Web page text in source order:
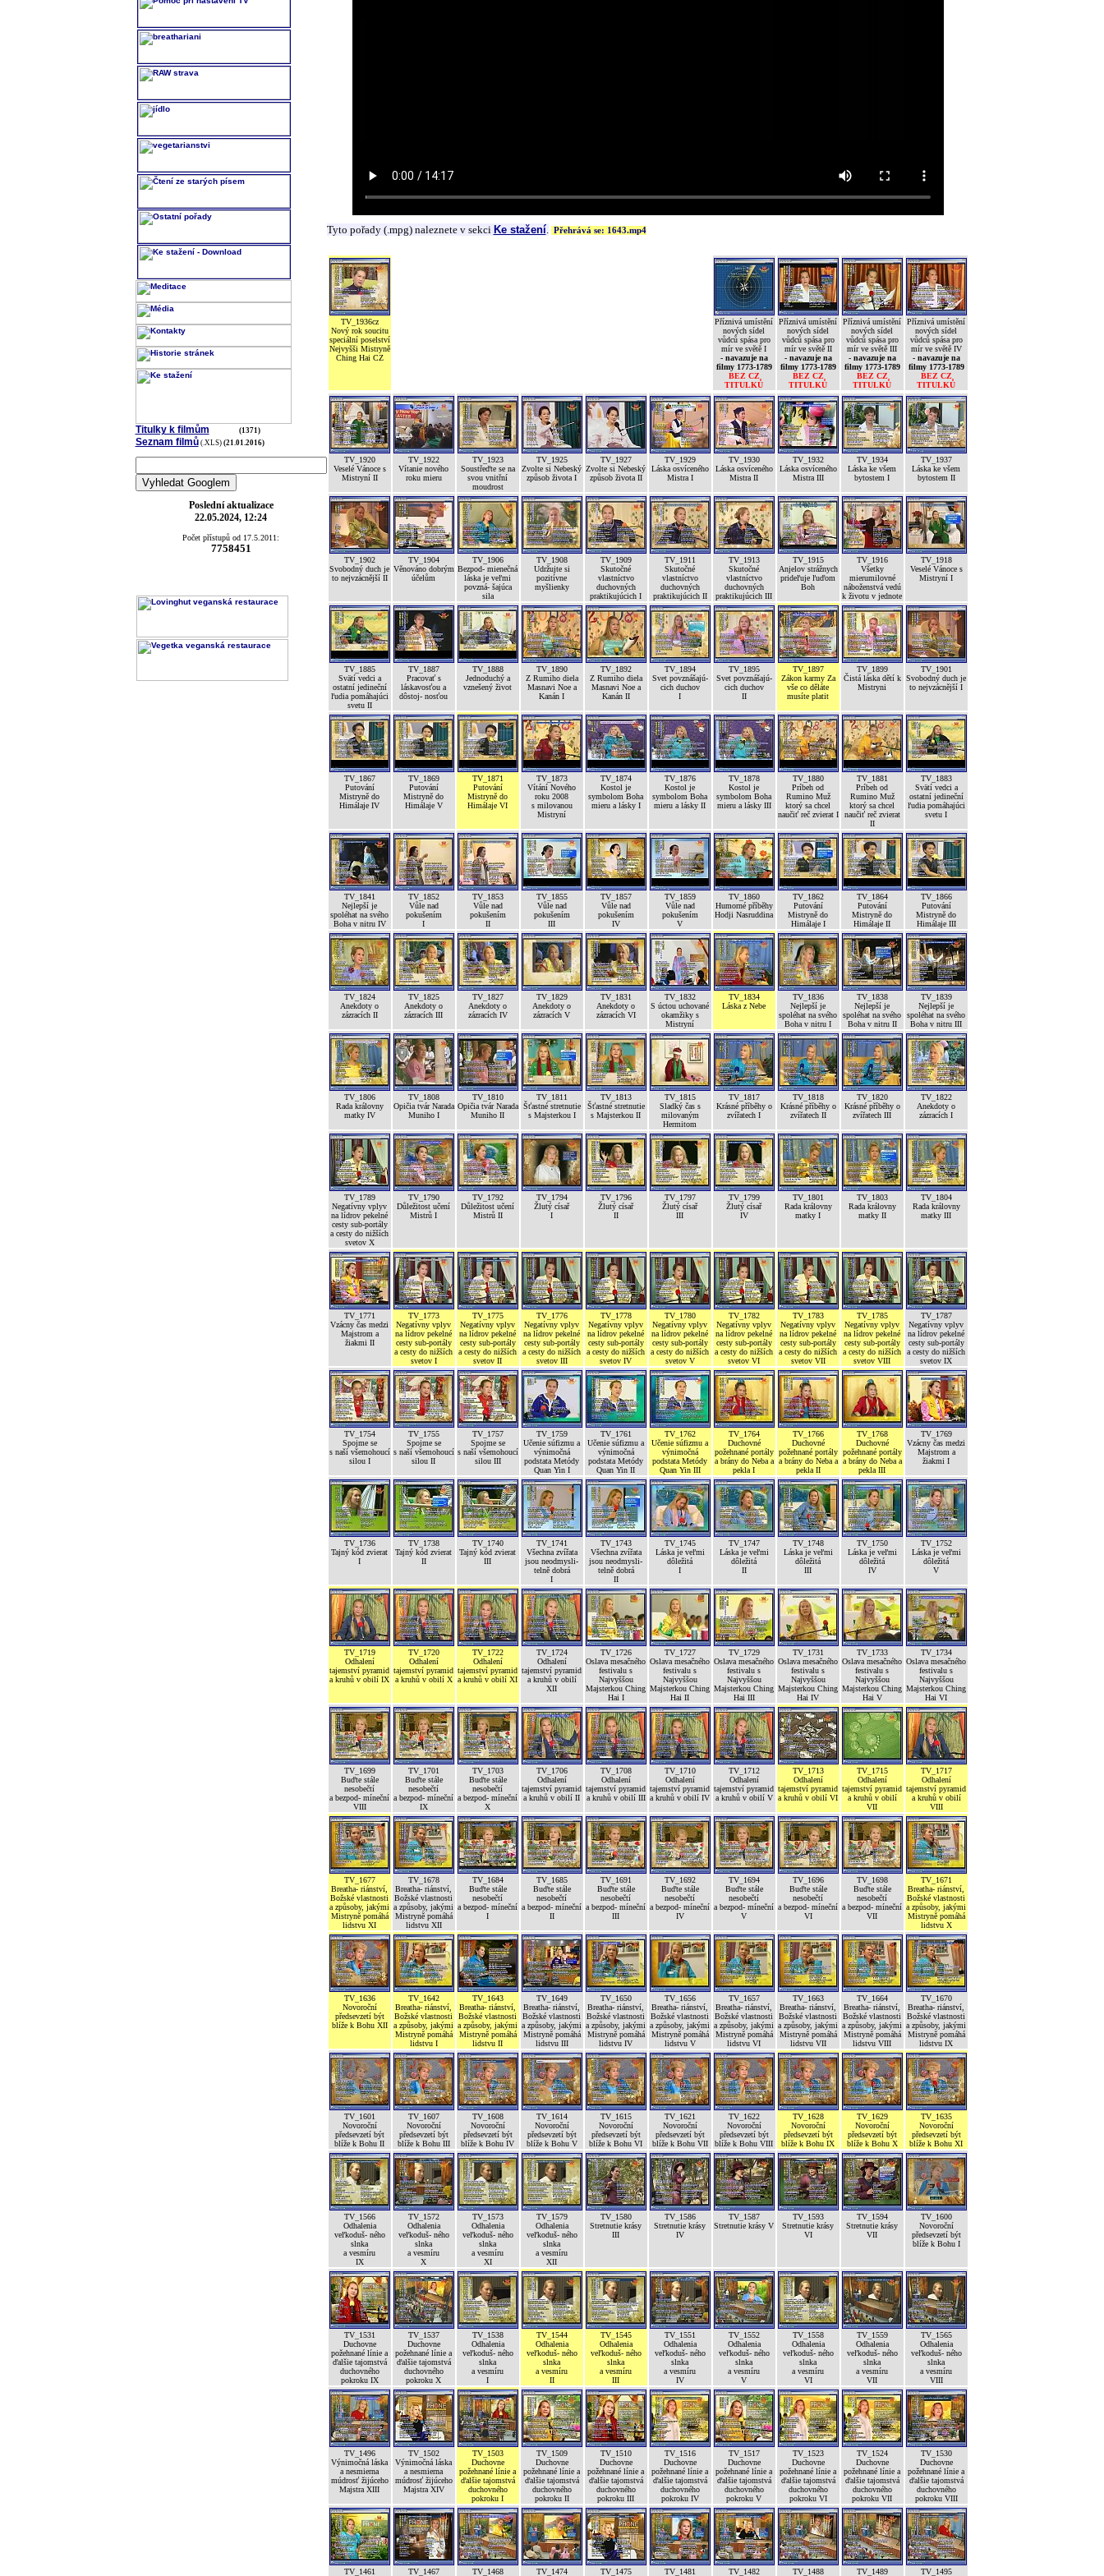
Titulky k filmům (1371)
Seznam filmů (.XLS) (21.01.2016)
Poslední aktualizace
22.05.2024, 12:24
Počet přístupů od 17.5.2011:
7758451
Tyto pořady (.mpg) naleznete v sekci Ke stažení. Přehrává se: 1643.mp4
TV_1936cz
Nový rok soucitu
speciální poselství
Nejvyšši Mistryně
Ching Hai CZ
Příznivá umístění
nových sídel
vůdců spása pro
mír ve světě I
- navazuje na
filmy 1773-1789
BEZ CZ
TITULKŮ
Příznivá umístění
nových sídel
vůdců spása pro
mír ve světě II
- navazuje na
filmy 1773-1789
BEZ CZ
TITULKŮ
Příznivá umístění
nových sídel
vůdců spása pro
mír ve světě III
- navazuje na
filmy 1773-1789
BEZ CZ
TITULKŮ
Příznivá umístění
nových sídel
vůdců spása pro
mír ve světě IV
- navazuje na
filmy 1773-1789
BEZ CZ
TITULKŮ
TV_1920
Veselé Vánoce s
Mistryní II
TV_1922
Vítanie nového
roku mieru
TV_1923
Soustřeďte se na
svou vnitřní
moudrost
TV_1925
Zvolte si Nebeský
způsob života I
TV_1927
Zvolte si Nebeský
způsob života II
TV_1929
Láska osvíceného
Mistra I
TV_1930
Láska osvíceného
Mistra II
TV_1932
Láska osvíceného
Mistra III
TV_1934
Láska ke všem
bytostem I
TV_1937
Láska ke všem
bytostem II
TV_1902
Svobodný duch je
to nejvzácnější II
TV_1904
Věnováno dobrým
účelům
TV_1906
Bezpod- mienečná
láska je veľmi
povzná- šajúca
sila
TV_1908
Udržujte si
pozitívne
myšlienky
TV_1909
Skutočné
vlastníctvo
duchovných
praktikujúcich I
TV_1911
Skutočné
vlastníctvo
duchovných
praktikujúcich II
TV_1913
Skutočné
vlastníctvo
duchovných
praktikujúcich III
TV_1915
Anjelov strážnych
prideľuje ľuďom
Boh
TV_1916
Všetky
mierumilovné
náboženstvá vedú
k životu v jednote
TV_1918
Veselé Vánoce s
Mistryní I
TV_1885
Svätí vedci a
ostatní jedineční
ľudia pomáhajúci
svetu II
TV_1887
Pracovať s
láskavosťou a
dôstoj- nosťou
TV_1888
Jednoduchý a
vznešený život
TV_1890
Z Rumiho diela
Masnavi Noe a
Kanán I
TV_1892
Z Rumiho diela
Masnavi Noe a
Kanán II
TV_1894
Svet povznášajú-
cich duchov
I
TV_1895
Svet povznášajú-
cich duchov
II
TV_1897
Zákon karmy Za
vše co děláte
musíte platit
TV_1899
Čistá láska dětí k
Mistryni
TV_1901
Svobodný duch je
to nejvzácnější I
TV_1867
Putování
Mistryně do
Himálaje IV
TV_1869
Putování
Mistryně do
Himálaje V
TV_1871
Putování
Mistryně do
Himálaje VI
TV_1873
Vítání Nového
roku 2008
s milovanou
Mistryní
TV_1874
Kostol je
symbolom Boha
mieru a lásky I
TV_1876
Kostol je
symbolom Boha
mieru a lásky II
TV_1878
Kostol je
symbolom Boha
mieru a lásky III
TV_1880
Príbeh od
Rumino Muž
ktorý sa chcel
naučiť reč zvierat I
TV_1881
Príbeh od
Rumino Muž
ktorý sa chcel
naučiť reč zvierat
II
TV_1883
Svätí vedci a
ostatní jedineční
ľudia pomáhajúci
svetu I
TV_1841
Nejlepší je
spoléhat na svého
Boha v nitru IV
TV_1852
Vůle nad
pokušením
I
TV_1853
Vůle nad
pokušením
II
TV_1855
Vůle nad
pokušením
III
TV_1857
Vůle nad
pokušením
IV
TV_1859
Vůle nad
pokušením
V
TV_1860
Humorné příběhy
Hodji Nasruddina
TV_1862
Putování
Mistryně do
Himálaje I
TV_1864
Putování
Mistryně do
Himálaje II
TV_1866
Putování
Mistryně do
Himálaje III
TV_1824
Anekdoty o
zázracích II
TV_1825
Anekdoty o
zázracích III
TV_1827
Anekdoty o
zázracích IV
TV_1829
Anekdoty o
zázracích V
TV_1831
Anekdoty o
zázracích VI
TV_1832
S úctou uchované
okamžiky s
Mistryní
TV_1834
Láska z Nebe
TV_1836
Nejlepší je
spoléhat na svého
Boha v nitru I
TV_1838
Nejlepší je
spoléhat na svého
Boha v nitru II
TV_1839
Nejlepší je
spoléhat na svého
Boha v nitru III
TV_1806
Rada královny
matky IV
TV_1808
Opičia tvár Narada
Muniho I
TV_1810
Opičia tvár Narada
Muniho II
TV_1811
Šťastné stretnutie
s Majsterkou I
TV_1813
Šťastné stretnutie
s Majsterkou II
TV_1815
Sladký čas s
milovaným
Hermitom
TV_1817
Krásné příběhy o
zvířatech I
TV_1818
Krásné příběhy o
zvířatech II
TV_1820
Krásné příběhy o
zvířatech III
TV_1822
Anekdoty o
zázracích I
TV_1789
Negatívny vplyv
na lídrov pekelné
cesty sub-portály
a cesty do nižších
svetov X
TV_1790
Důležitost učení
Mistrů I
TV_1792
Důležitost učení
Mistrů II
TV_1794
Žlutý císař
I
TV_1796
Žlutý císař
II
TV_1797
Žlutý císař
III
TV_1799
Žlutý císař
IV
TV_1801
Rada královny
matky I
TV_1803
Rada královny
matky II
TV_1804
Rada královny
matky III
TV_1771
Vzácny čas medzi
Majstrom a
žiakmi II
TV_1773
Negatívny vplyv
na lídrov pekelné
cesty sub-portály
a cesty do nižších
svetov I
TV_1775
Negatívny vplyv
na lídrov pekelné
cesty sub-portály
a cesty do nižších
svetov II
TV_1776
Negatívny vplyv
na lídrov pekelné
cesty sub-portály
a cesty do nižších
svetov III
TV_1778
Negatívny vplyv
na lídrov pekelné
cesty sub-portály
a cesty do nižších
svetov IV
TV_1780
Negatívny vplyv
na lídrov pekelné
cesty sub-portály
a cesty do nižších
svetov V
TV_1782
Negatívny vplyv
na lídrov pekelné
cesty sub-portály
a cesty do nižších
svetov VI
TV_1783
Negatívny vplyv
na lídrov pekelné
cesty sub-portály
a cesty do nižších
svetov VII
TV_1785
Negatívny vplyv
na lídrov pekelné
cesty sub-portály
a cesty do nižších
svetov VIII
TV_1787
Negatívny vplyv
na lídrov pekelné
cesty sub-portály
a cesty do nižších
svetov IX
TV_1754
Spojme se
s naší všemohoucí
silou I
TV_1755
Spojme se
s naší všemohoucí
silou II
TV_1757
Spojme se
s naší všemohoucí
silou III
TV_1759
Učenie súfizmu a
výnimočná
podstata Metódy
Quan Yin I
TV_1761
Učenie súfizmu a
výnimočná
podstata Metódy
Quan Yin II
TV_1762
Učenie súfizmu a
výnimočná
podstata Metódy
Quan Yin III
TV_1764
Duchovné
požehnané portály
a brány do Neba a
pekla I
TV_1766
Duchovné
požehnané portály
a brány do Neba a
pekla II
TV_1768
Duchovné
požehnané portály
a brány do Neba a
pekla III
TV_1769
Vzácny čas medzi
Majstrom a
žiakmi I
TV_1736
Tajný kód zvierat
I
TV_1738
Tajný kód zvierat
II
TV_1740
Tajný kód zvierat
III
TV_1741
Všechna zvířata
jsou neodmysli-
telně dobrá
I
TV_1743
Všechna zvířata
jsou neodmysli-
telně dobrá
II
TV_1745
Láska je veľmi
dôležitá
I
TV_1747
Láska je veľmi
dôležitá
II
TV_1748
Láska je veľmi
dôležitá
III
TV_1750
Láska je veľmi
dôležitá
IV
TV_1752
Láska je veľmi
dôležitá
V
TV_1719
Odhalení
tajemství pyramid
a kruhů v obilí IX
TV_1720
Odhalení
tajemství pyramid
a kruhů v obilí X
TV_1722
Odhalení
tajemství pyramid
a kruhů v obilí XI
TV_1724
Odhalení
tajemství pyramid
a kruhů v obilí
XII
TV_1726
Oslava mesačného
festivalu s
Najvyššou
Majsterkou Ching
Hai I
TV_1727
Oslava mesačného
festivalu s
Najvyššou
Majsterkou Ching
Hai II
TV_1729
Oslava mesačného
festivalu s
Najvyššou
Majsterkou Ching
Hai III
TV_1731
Oslava mesačného
festivalu s
Najvyššou
Majsterkou Ching
Hai IV
TV_1733
Oslava mesačného
festivalu s
Najvyššou
Majsterkou Ching
Hai V
TV_1734
Oslava mesačného
festivalu s
Najvyššou
Majsterkou Ching
Hai VI
TV_1699
Buďte stále
nesobečtí
a bezpod- míneční
VIII
TV_1701
Buďte stále
nesobečtí
a bezpod- míneční
IX
TV_1703
Buďte stále
nesobečtí
a bezpod- míneční
X
TV_1706
Odhalení
tajemství pyramid
a kruhů v obilí II
TV_1708
Odhalení
tajemství pyramid
a kruhů v obilí III
TV_1710
Odhalení
tajemství pyramid
a kruhů v obilí IV
TV_1712
Odhalení
tajemství pyramid
a kruhů v obilí V
TV_1713
Odhalení
tajemství pyramid
a kruhů v obilí VI
TV_1715
Odhalení
tajemství pyramid
a kruhů v obilí
VII
TV_1717
Odhalení
tajemství pyramid
a kruhů v obilí
VIII
TV_1677
Breatha- riánství,
Božské vlastnosti
a způsoby, jakými
Mistryně pomáhá
lidstvu XI
TV_1678
Breatha- riánství,
Božské vlastnosti
a způsoby, jakými
Mistryně pomáhá
lidstvu XII
TV_1684
Buďte stále
nesobečtí
a bezpod- míneční
I
TV_1685
Buďte stále
nesobečtí
a bezpod- míneční
II
TV_1691
Buďte stále
nesobečtí
a bezpod- míneční
III
TV_1692
Buďte stále
nesobečtí
a bezpod- míneční
IV
TV_1694
Buďte stále
nesobečtí
a bezpod- míneční
V
TV_1696
Buďte stále
nesobečtí
a bezpod- míneční
VI
TV_1698
Buďte stále
nesobečtí
a bezpod- míneční
VII
TV_1671
Breatha- riánství,
Božské vlastnosti
a způsoby, jakými
Mistryně pomáhá
lidstvu X
TV_1636
Novoroční
předsevzetí být
blíže k Bohu XII
TV_1642
Breatha- riánství,
Božské vlastnosti
a způsoby, jakými
Mistryně pomáhá
lidstvu I
TV_1643
Breatha- riánství,
Božské vlastnosti
a způsoby, jakými
Mistryně pomáhá
lidstvu II
TV_1649
Breatha- riánství,
Božské vlastnosti
a způsoby, jakými
Mistryně pomáhá
lidstvu III
TV_1650
Breatha- riánství,
Božské vlastnosti
a způsoby, jakými
Mistryně pomáhá
lidstvu IV
TV_1656
Breatha- riánství,
Božské vlastnosti
a způsoby, jakými
Mistryně pomáhá
lidstvu V
TV_1657
Breatha- riánství,
Božské vlastnosti
a způsoby, jakými
Mistryně pomáhá
lidstvu VI
TV_1663
Breatha- riánství,
Božské vlastnosti
a způsoby, jakými
Mistryně pomáhá
lidstvu VII
TV_1664
Breatha- riánství,
Božské vlastnosti
a způsoby, jakými
Mistryně pomáhá
lidstvu VIII
TV_1670
Breatha- riánství,
Božské vlastnosti
a způsoby, jakými
Mistryně pomáhá
lidstvu IX
TV_1601
Novoroční
předsevzetí být
blíže k Bohu II
TV_1607
Novoroční
předsevzetí být
blíže k Bohu III
TV_1608
Novoroční
předsevzetí být
blíže k Bohu IV
TV_1614
Novoroční
předsevzetí být
blíže k Bohu V
TV_1615
Novoroční
předsevzetí být
blíže k Bohu VI
TV_1621
Novoroční
předsevzetí být
blíže k Bohu VII
TV_1622
Novoroční
předsevzetí být
blíže k Bohu VIII
TV_1628
Novoroční
předsevzetí být
blíže k Bohu IX
TV_1629
Novoroční
předsevzetí být
blíže k Bohu X
TV_1635
Novoroční
předsevzetí být
blíže k Bohu XI
TV_1566
Odhalenia
veľkoduš- ného
slnka
a vesmíru
IX
TV_1572
Odhalenia
veľkoduš- ného
slnka
a vesmíru
X
TV_1573
Odhalenia
veľkoduš- ného
slnka
a vesmíru
XI
TV_1579
Odhalenia
veľkoduš- ného
slnka
a vesmíru
XII
TV_1580
Stretnutie krásy
III
TV_1586
Stretnutie krásy
IV
TV_1587
Stretnutie krásy V
TV_1593
Stretnutie krásy
VI
TV_1594
Stretnutie krásy
VII
TV_1600
Novoroční
předsevzetí být
blíže k Bohu I
TV_1531
Duchovne
požehnané línie a
ďalšie tajomstvá
duchovného
pokroku IX
TV_1537
Duchovne
požehnané línie a
ďalšie tajomstvá
duchovného
pokroku X
TV_1538
Odhalenia
veľkoduš- ného
slnka
a vesmíru
I
TV_1544
Odhalenia
veľkoduš- ného
slnka
a vesmíru
II
TV_1545
Odhalenia
veľkoduš- ného
slnka
a vesmíru
III
TV_1551
Odhalenia
veľkoduš- ného
slnka
a vesmíru
IV
TV_1552
Odhalenia
veľkoduš- ného
slnka
a vesmíru
V
TV_1558
Odhalenia
veľkoduš- ného
slnka
a vesmíru
VI
TV_1559
Odhalenia
veľkoduš- ného
slnka
a vesmíru
VII
TV_1565
Odhalenia
veľkoduš- ného
slnka
a vesmíru
VIII
TV_1496
Výnimočná láska
a nesmierna
múdrosť žijúceho
Majstra XIII
TV_1502
Výnimočná láska
a nesmierna
múdrosť žijúceho
Majstra XIV
TV_1503
Duchovne
požehnané línie a
ďalšie tajomstvá
duchovného
pokroku I
TV_1509
Duchovne
požehnané línie a
ďalšie tajomstvá
duchovného
pokroku II
TV_1510
Duchovne
požehnané línie a
ďalšie tajomstvá
duchovného
pokroku III
TV_1516
Duchovne
požehnané línie a
ďalšie tajomstvá
duchovného
pokroku IV
TV_1517
Duchovne
požehnané línie a
ďalšie tajomstvá
duchovného
pokroku V
TV_1523
Duchovne
požehnané línie a
ďalšie tajomstvá
duchovného
pokroku VI
TV_1524
Duchovne
požehnané línie a
ďalšie tajomstvá
duchovného
pokroku VII
TV_1530
Duchovne
požehnané línie a
ďalšie tajomstvá
duchovného
pokroku VIII
TV_1461 TV_1467 TV_1468 TV_1474 TV_1475 TV_1481 TV_1482 TV_1488 TV_1489 TV_1495